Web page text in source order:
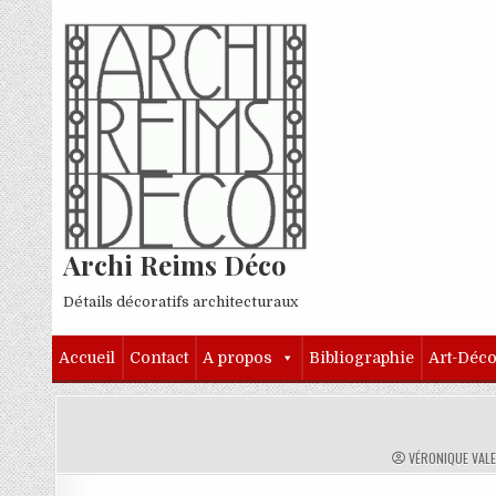
Skip to content
Archi Reims Déco
Détails décoratifs architecturaux
Accueil Contact A propos Bibliographie Art-Déco
AUTHOR:
VÉRONIQUE